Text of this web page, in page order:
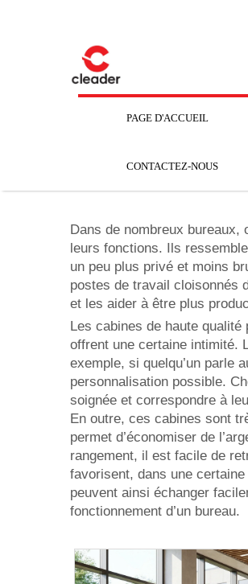
PAGE D'ACCUEIL
CONTACTEZ-NOUS
Dans de nombreux
leurs fonctions. Ils
un peu plus privé et moins
postes de travail cloisonnés
et les aider à être plus
Les cabines de haute
offrent une certaine intimité.
exemple, si quelqu’un parle
personnalisation possible.
soignée et correspondre à
En outre, ces cabines sont
permet d’économiser de
rangement, il est facile de
favorisent, dans une
peuvent ainsi échanger
fonctionnement d’un bureau.